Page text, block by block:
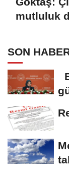
mutluluk
SON